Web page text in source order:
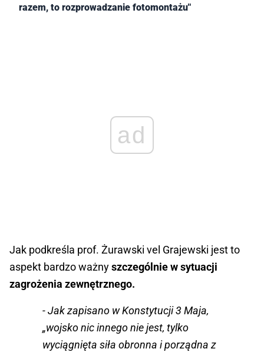
razem, to rozprowadzanie fotomontażu"
ad
Jak podkreśla prof. Żurawski vel Grajewski jest to
aspekt bardzo ważnyszczególnie w sytuacji
zagrożenia zewnętrznego.
- Jak zapisano w Konstytucji 3 Maja,
„wojsko nic innego nie jest, tylko
wyciągnięta siła obronna i porządna z